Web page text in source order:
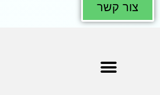
צור קשר